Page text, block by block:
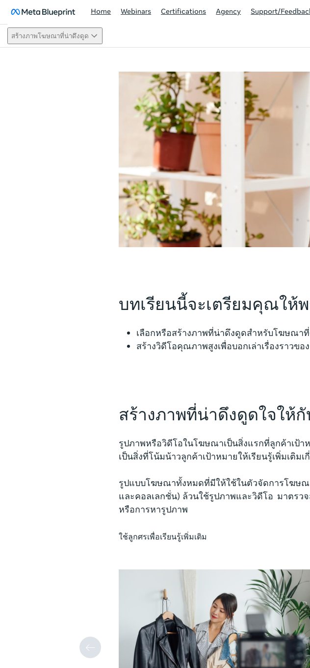
Home Webinars Certifications Agency Support/
สร้างภาพโฆษณาที่น่าดึงดูด
This activity is also available
บทเรียนนี้จะเตรียมคุณให้
เลือกหรือสร้างภาพที่น่าดึงดูดสำหรับโฆษณา
สร้างวิดีโอคุณภาพสูงเพื่อบอกเล่าเรื่องราวขอ
สร้างภาพที่น่าดึงดูดใจใ
รูปภาพหรือวิดีโอในโฆษณาเป็นสิ่งแรกที่ลูกค้าเป้
เป็นสิ่งที่โน้มน้าวลูกค้าเป้าหมายให้เรียนรู้เพิ่มเติม
รูปแบบโฆษณาทั้งหมดที่มีให้ใช้ในตัวจัดการโฆษณ
และคอลเลกชั่น) ล้วนใช้รูปภาพและวิดีโอ มาตรว
หรือการหารูปภาพ
ใช้ลูกศรเพื่อเรียนรู้เพิ่มเติม